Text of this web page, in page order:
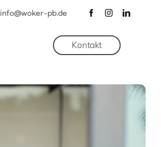
info@woker-pb.de
Kontakt